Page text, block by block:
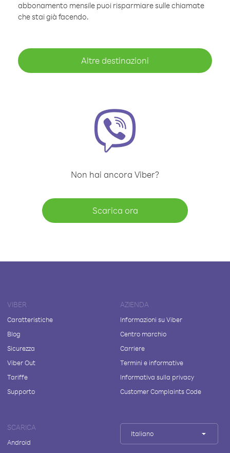
abbonamento mensile puoi risparmiare sulle chiamate
che stai già facendo.
Altre destinazioni
Non hai ancora Viber?
Scarica ora
VIBER
Caratteristiche
Blog
Sicurezza
Viber Out
Tariffe
Supporto
AZIENDA
Informazioni su Viber
Centro marchio
Carriere
Termini e informative
Informativa sulla privacy
Customer Complaints Code
SCARICA
Android
Italiano